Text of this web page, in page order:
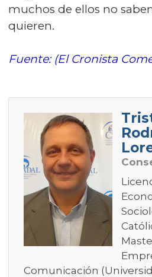
muchos de ellos no
quieren.
Fuente: (El Cronista
Comunicación